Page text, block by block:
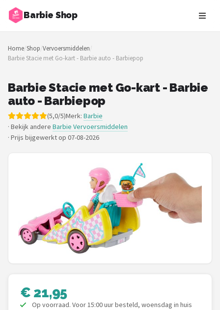
Barbie Shop
Zoeken
NAVIGATIE
Merken
Blog
Barbies
Shop
POPULAIRE MERKEN
Paola Reina
Mattel
Home/Shop/Vervoersmiddelen/
Barbie Stacie met Go-kart - Barbie auto - Barbiepop
Barbie Stacie met Go-kart - Barbie
auto - Barbiepop
(5,0/5)Merk: Barbie
· Bekijk andere Barbie Vervoersmiddelen
· Prijs bijgewerkt op 07-08-2026
€ 21,95
Op voorraad. Voor 15:00 uur besteld, woensdag in huis